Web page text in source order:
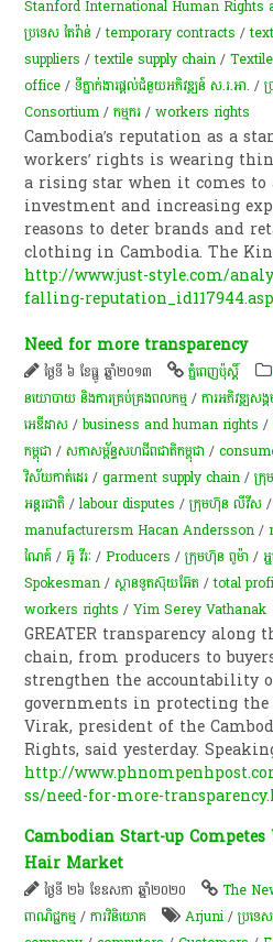
Stanford International Human Rights
ប្រទេស តៃវ៉ាន់ /temporary contracts /
suppliers /textile supply chain /
office /ទីភ្នាក់ងារ​ផ្តល់​ជំនួយ​អភិវឌ្ឍន៍​ ស.រ.អា./
Consortium /ក​ម្មករ​ /workers rights
Cambodia’s reputation as a
workers’ rights is wearing
a rising star when it comes
investment and increasing
reasons to deter brands and
clothing in Cambodia. The
http://www.just-style.com/
falling-
Need for more transparency
ថ្ងៃទី ៦ ខែធ្នូ ឆ្នាំ២០១៣ ភ្នំពេញប៉ុស្តិ៍
នយោបាយ និងការគ្រប់គ្រងពលកម្ម/ការ​អភិវឌ្ឍ​សង្
អេឌីដាស /business and human rights /
កម្ពុជា /សភាសម្ព័ន្ធសហជីពជាតិកម្ពុជា /
វិស័យ​កាត់ដេរ​ /garment supply chain /ក្
អន្តរជាតិ /labour disputes /ក្រុមហ៊ុន លីវីស
manufacturersm Hacan Andersson /
ណៃគ៍ /អ៊ូ វីរៈ /Producers /ក្រុមហ៊ុន ពូម៉ា /
Spokesman /ស្ថានទូតស៊ុយអ៊ែត /total
workers rights /Yim Serey Vathanak
GREATER transparency along
chain, from producers to
strengthen the accountability
governments in protecting
Virak, president of the
Rights, said yesterday.
http://
ss/need-for-more-
Cambodian Start-up
Hair Market
ថ្ងៃទី ២៦ ខែឧសភា ឆ្នាំ២០២០ The
ពាណិជ្ជកម្ម /ការវិនិយោគ Arjuni /ប្រទេ